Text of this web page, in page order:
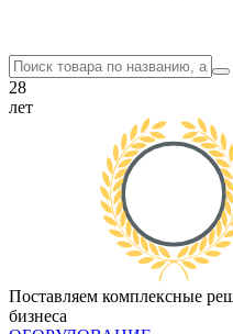
28
лет
Поставляем комплексные
бизнеса